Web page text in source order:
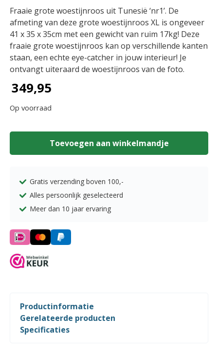
Fraaie grote woestijnroos uit Tunesië ‘nr1’. De
afmeting van deze grote woestijnroos XL is ongeveer
41 x 35 x 35cm met een gewicht van ruim 17kg! Deze
fraaie grote woestijnroos kan op verschillende kanten
staan, een echte eye-catcher in jouw interieur! Je
ontvangt uiteraard de woestijnroos van de foto.
349,95
Op voorraad
Woestijnroos
'nr1'
Toevoegen aan winkelmandje
Gratis verzending boven 100,-
Alles persoonlijk geselecteerd
Meer dan 10 jaar ervaring
Productinformatie
Gerelateerde producten
Specificaties